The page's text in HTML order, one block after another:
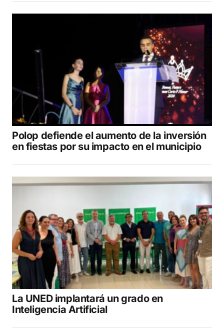
Polop defiende el aumento de la inversión
en fiestas por su impacto en el municipio
La UNED implantará un grado en
Inteligencia Artificial